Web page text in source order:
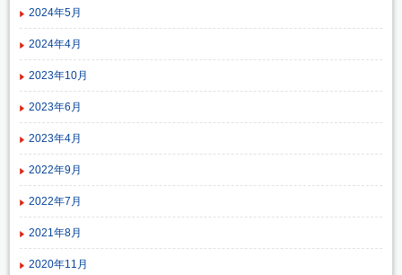
2024年5月
2024年4月
2023年10月
2023年6月
2023年4月
2022年9月
2022年7月
2021年8月
2020年11月